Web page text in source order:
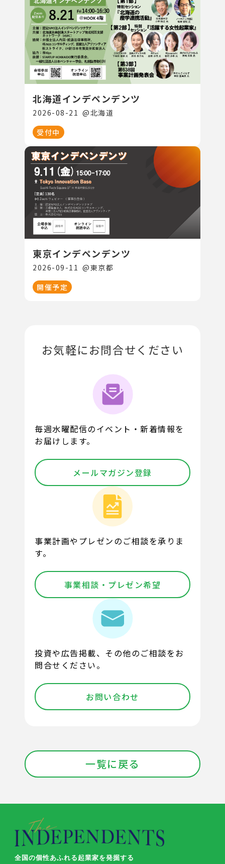
北海道インデペンデンツ
2026-08-21 @北海道
受付中
東京インデペンデンツ
2026-09-11 @東京都
開催予定
お気軽にお問合せください
毎週水曜配信のイベント・新着情報を
お届けします。
メールマガジン登録
事業計画やプレゼンのご相談を承りま
す。
事業相談・プレゼン希望
投資や広告掲載、その他のご相談をお
問合せください。
お問い合わせ
一覧に戻る
全国の個性あふれる起業家を発掘する